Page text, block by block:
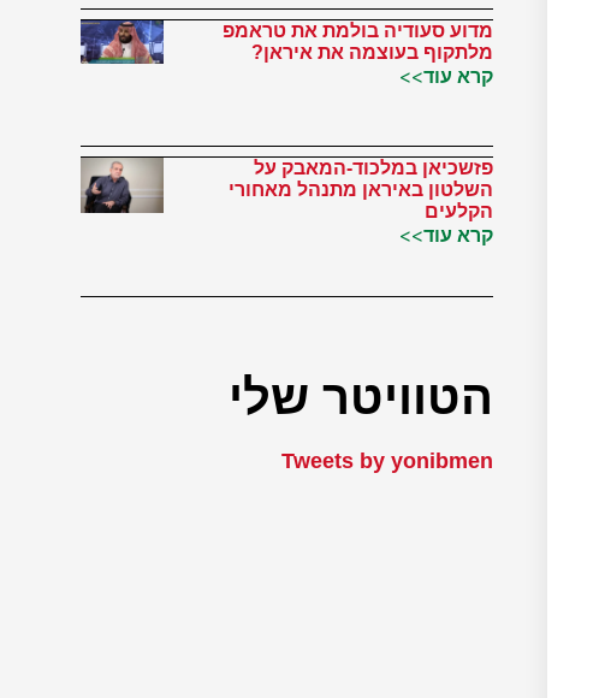
מדוע סעודיה בולמת את טראמפ
מלתקוף בעוצמה את איראן?
קרא עוד>>
פזשכיאן במלכוד-המאבק על
השלטון באיראן מתנהל מאחורי
הקלעים
קרא עוד>>
הטוויטר שלי
Tweets by yonibmen